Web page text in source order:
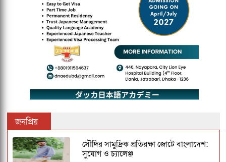
জনপ্রিয়
সৌদির সামুদ্রিক প্রতিরক্ষা জোটে বাংলাদেশ:
সুযোগ ও চ্যালেঞ্জ